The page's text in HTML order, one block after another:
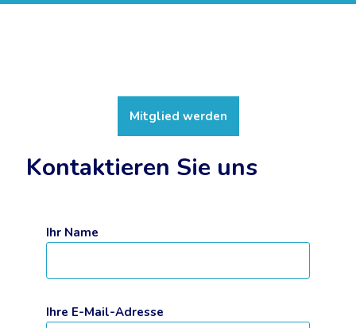
Mitglied werden
Kontaktieren Sie uns
Ihr Name
Ihre E-Mail-Adresse